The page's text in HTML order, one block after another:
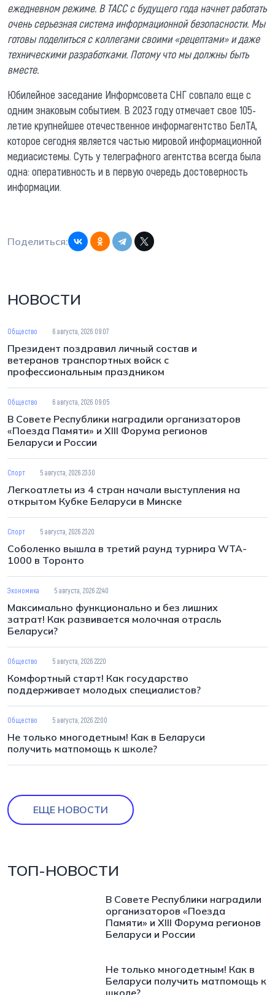
ежедневном режиме. В ТАСС с будущего года начнет работать
очень серьезная система информационной безопасности. Мы
готовы поделиться с коллегами своими «рецептами» и даже
техническими разработками. Потому что мы должны быть
вместе.
Юбилейное заседание Информсовета СНГ совпало еще с
одним знаковым событием. В 2023 году отмечает свое 105-
летие крупнейшее отечественное информагентство БелТА,
которое сегодня является частью мировой информационной
медиасистемы. Суть у телеграфного агентства всегда была
одна: оперативность и в первую очередь достоверность
информации.
Поделиться:
НОВОСТИ
Общество 6 августа, 2026 09:07
Президент поздравил личный состав и
ветеранов транспортных войск с
профессиональным праздником
Общество 6 августа, 2026 09:05
В Совете Республики наградили организаторов
«Поезда Памяти» и XIII Форума регионов
Беларуси и России
Спорт 5 августа, 2026 23:30
Легкоатлеты из 4 стран начали выступления на
открытом Кубке Беларуси в Минске
Спорт 5 августа, 2026 23:20
Соболенко вышла в третий раунд турнира WTA-
1000 в Торонто
Экономика 5 августа, 2026 22:40
Максимально функционально и без лишних
затрат! Как развивается молочная отрасль
Беларуси?
Общество 5 августа, 2026 22:20
Комфортный старт! Как государство
поддерживает молодых специалистов?
Общество 5 августа, 2026 22:00
Не только многодетным! Как в Беларуси
получить матпомощь к школе?
ЕЩЕ НОВОСТИ
ТОП-НОВОСТИ
В Совете Республики наградили
организаторов «Поезда
Памяти» и XIII Форума регионов
Беларуси и России
Не только многодетным! Как в
Беларуси получить матпомощь к
школе?